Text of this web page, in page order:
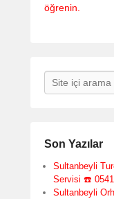
öğrenin.
Search
Son Yazılar
Sultanbeyli
Servisi ☎️
Sultanbeyli